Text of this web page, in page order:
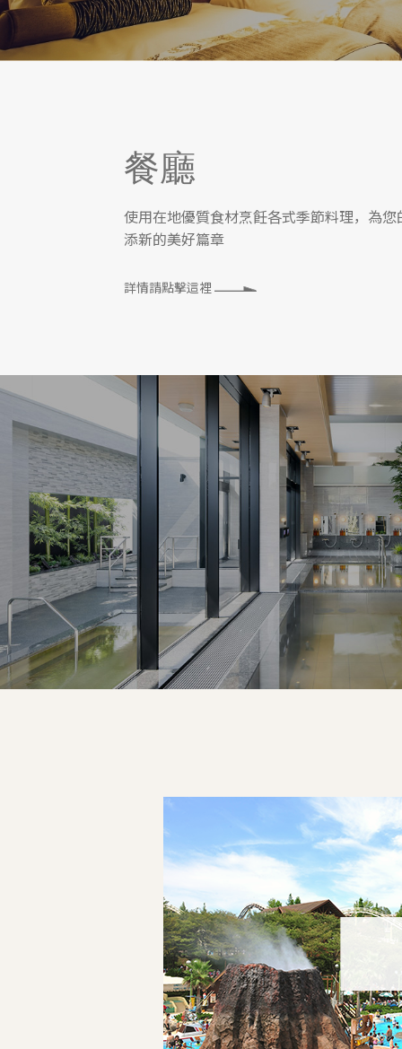
餐廳
使用在地優質食材烹飪各式季節料理，為您
添新的美好篇章
詳情請點擊這裡